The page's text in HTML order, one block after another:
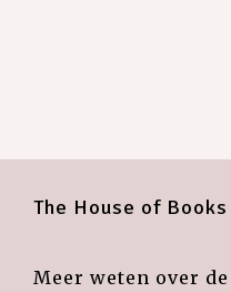
The House of
Meer weten over